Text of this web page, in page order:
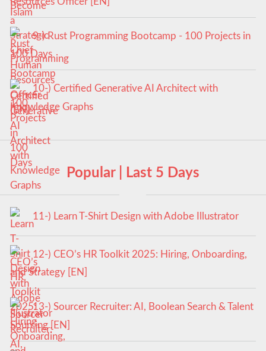
9-) Rust Programming Bootcamp - 100 Projects in
100 Days
10-) Certified Generative AI Architect with
Knowledge Graphs
Popular | Last 5 Days
11-) Learn T-Shirt Design with Adobe Illustrator
12-) CEO’s HR Toolkit 2025: Hiring, Onboarding,
and Strategy [EN]
13-) Sourcer Recruiter: AI, Boolean Search & Talent
Sourcing [EN]